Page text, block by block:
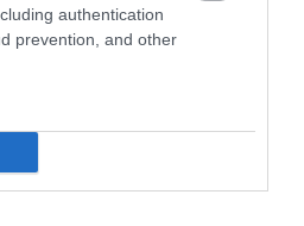
authentication
prevention, and other